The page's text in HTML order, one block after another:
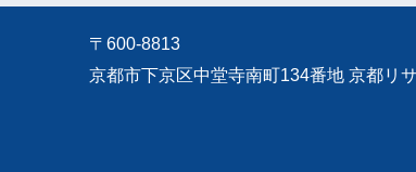
〒600-8813
京都市下京区中堂寺南町134番地 京都リ